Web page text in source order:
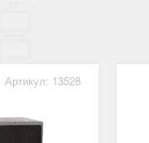
Артикул: 13528